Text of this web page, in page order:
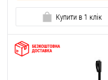
Купити в 1 клік